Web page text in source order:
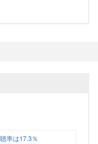
率は17.3％